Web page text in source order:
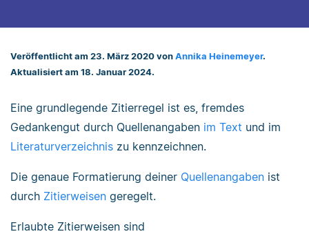
Veröffentlicht am 23. März 2020 von Annika Heinemeyer.
Aktualisiert am 18. Januar 2024.
Eine grundlegende Zitierregel ist es, fremdes
Gedankengut durch Quellenangaben im Text und im
Literaturverzeichnis zu kennzeichnen.
Die genaue Formatierung deiner Quellenangaben ist
durch Zitierweisen geregelt.
Erlaubte Zitierweisen sind